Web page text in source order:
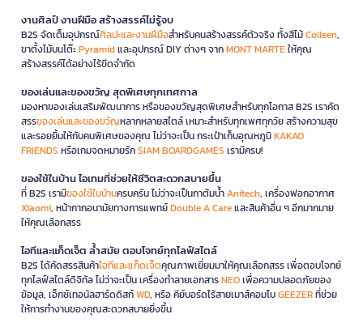
งานศิลป์ งานฝีมือ สร้างสรรค์ไม่รู้จบ
B2S จัดเต็มอุปกรณ์ศิลปะและงานฝีมือสำหรับคนสร้างสรรค์ตัวจริง ทั้งสีไม้Colleen,
ขาตั้งไม้บนโต๊ะPyramidและอุปกรณ์ DIY ต่างๆ จากMONT MARTEให้คุณ
สร้างสรรค์ได้อย่างไร้ขีดจำกัด
ของเล่นและของขวัญ สุดพิเศษทุกเทศกาล
มองหาของเล่นเสริมพัฒนาการ หรือของขวัญสุดพิเศษสำหรับทุกโอกาส B2S เราคัด
สรรของเล่นและของขวัญหลากหลายสไตล์ เหมาะสำหรับทุกเพศทุกวัย สร้างความสุข
และรอยยิ้มให้กับคนพิเศษของคุณ ไม่ว่าจะเป็น กระเป๋าเก็บอุณหภูมิKAKAO
FRIENDS หรือเกมจดหมายรักSIAM BOARDGAMES เรามีครบ!
ของใช้ในบ้าน ไอเทมที่ช่วยให้ชีวิตสะดวกสบายขึ้น
ที่ B2S เรามีของใช้ในบ้านครบครัน ไม่ว่าจะเป็นกาต้มน้ำAnitech, เครื่องฟอกอากาศ
Xiaomi, หน้ากากอนามัยทางการแพทย์Double A Careและสินค้าอื่น ๆ อีกมากมาย
ให้คุณเลือกสรร
ไอทีและแก็ดเจ็ต ล้ำสมัย ตอบโจทย์ทุกไลฟ์สไตล์
B2S ได้คัดสรรสินค้าไอทีและแก็ดเจ็ตคุณภาพเยี่ยมมาให้คุณเลือกสรร เพื่อตอบโจทย์
ทุกไลฟ์สไตล์ดิจิทัล ไม่ว่าจะเป็น เครื่องทำลายเอกสารNEOเพื่อความปลอดภัยของ
ข้อมูล, เอ็กซ์เทอนัลฮาร์ดดิสก์WD, หรือ คีย์บอร์ดไร้สายเมาส์คอมโบGEEZERที่ช่วย
ให้การทำงานของคุณสะดวกสบายยิ่งขึ้น